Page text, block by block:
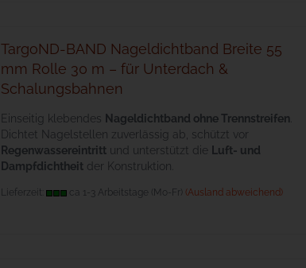
TargoND-BAND Nageldichtband Breite 55
mm Rolle 30 m – für Unterdach &
Schalungsbahnen
Einseitig klebendes Nageldichtband ohne Trennstreifen
Dichtet Nagelstellen zuverlässig ab, schützt vor
Regenwassereintrittund unterstützt die
Luft- und
Dampfdichtheitder Konstruktion.
Lieferzeit: ca 1-3 Arbeitstage (Mo-Fr) (Ausland abweichend)